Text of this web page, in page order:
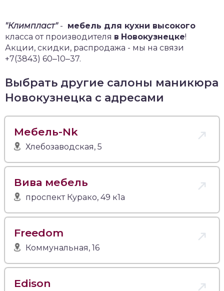
"Климпласт"- мебель для кухни высокого
класса от производителя в Новокузнецке!
Акции, скидки, распродажа - мы на связи
+7(3843) 60‒10‒37.
Выбрать другие салоны маникюра
Новокузнецка с адресами
Мебель-Nk
Хлебозаводская, 5
Вива мебель
проспект Курако, 49 к1а
Freedom
Коммунальная, 16
Edison